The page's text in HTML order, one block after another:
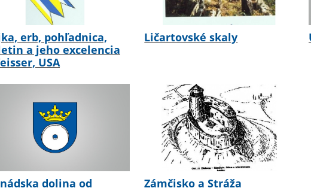
erb, pohľadnica,
a jeho excelencia
USA
Ličartovské skaly
dolina od
Zámčisko a Stráža